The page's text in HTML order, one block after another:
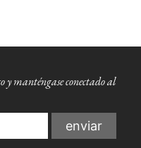
y manténgase conectado al